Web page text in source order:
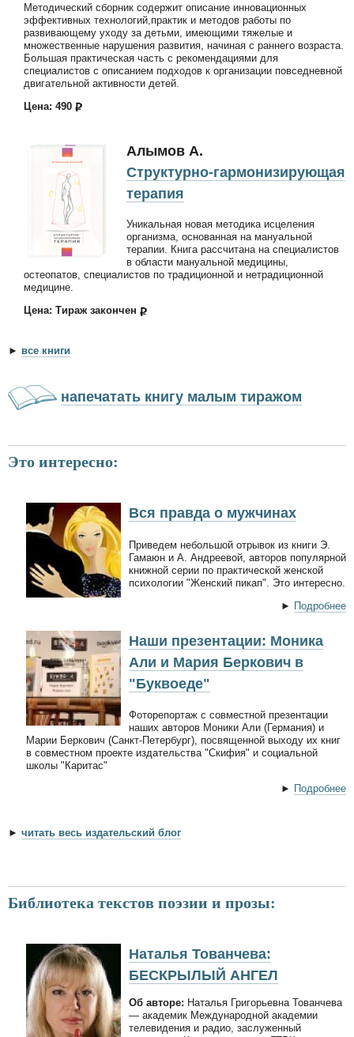
Методический сборник содержит описание инновационных
эффективных технологий,практик и методов работы по
развивающему уходу за детьми, имеющими тяжелые и
множественные нарушения развития, начиная с раннего возраста.
Большая практическая часть с рекомендациями для
специалистов с описанием подходов к организации повседневной
двигательной активности детей.
Цена: 490
Алымов А.
Структурно-гармонизирующая
терапия
Уникальная новая методика исцеления
организма, основанная на мануальной
терапии. Книга рассчитана на специалистов
в области мануальной медицины,
остеопатов, специалистов по традиционной и нетрадиционной
медицине.
Цена: Тираж закончен
► все книги
напечатать книгу малым тиражом
Это интересно:
Вся правда о мужчинах
Приведем небольшой отрывок из книги Э.
Гамаюн и А. Андреевой, авторов популярной
книжной серии по практической женской
психологии "Женский пикап". Это интересно.
► Подробнее
Наши презентации: Моника
Али и Мария Беркович в
"Буквоеде"
Фоторепортаж с совместной презентации
наших авторов Моники Али (Германия) и
Марии Беркович (Санкт-Петербург), посвященной выходу их книг
в совместном проекте издательства "Скифия" и социальной
школы "Каритас"
► Подробнее
► читать весь издательский блог
Библиотека текстов поэзии и прозы:
Наталья Тованчева:
БЕСКРЫЛЫЙ АНГЕЛ
Об авторе: Наталья Григорьевна Тованчева
— академик Международной академии
телевидения и радио, заслуженный